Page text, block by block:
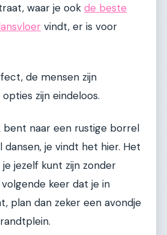
waar je ook de beste
vindt, er is voor
de mensen zijn
zijn eindeloos.
bent naar een rustige borrel
dansen, je vindt het hier. Het
jezelf kunt zijn zonder
keer dat je in
plan dan zeker een avondje